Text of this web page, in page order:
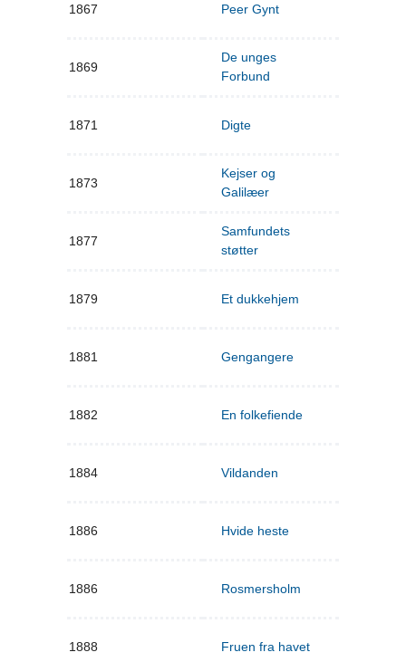
1867 Peer Gynt
1869
De unges
Forbund
1871 Digte
1873
Kejser og
Galilæer
1877
Samfundets
støtter
1879 Et dukkehjem
1881 Gengangere
1882 En folkefiende
1884 Vildanden
1886 Hvide heste
1886 Rosmersholm
1888 Fruen fra havet